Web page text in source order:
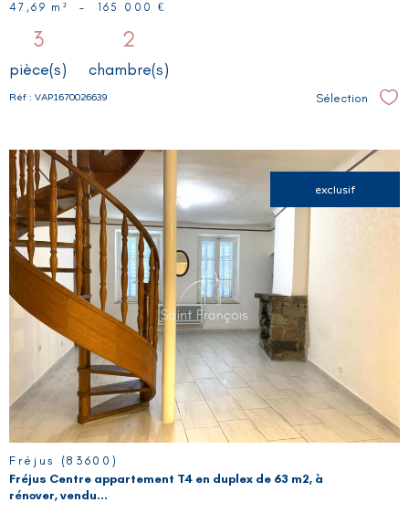
47,69 m² - 165 000 €
3
pièce(s)
2
chambre(s)
Réf : VAP1670026639 Sélection
exclusif
VOIR LE
BIEN
Fréjus (83600)
Fréjus Centre appartement T4 en duplex de 63 m2, à
rénover, vendu...